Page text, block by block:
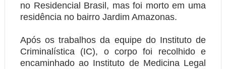
no Residencial Brasil, mas foi morto em uma
residência no bairro Jardim Amazonas.
Após os trabalhos da equipe do Instituto de
Criminalística (IC), o corpo foi recolhido e
encaminhado ao Instituto de Medicina Legal